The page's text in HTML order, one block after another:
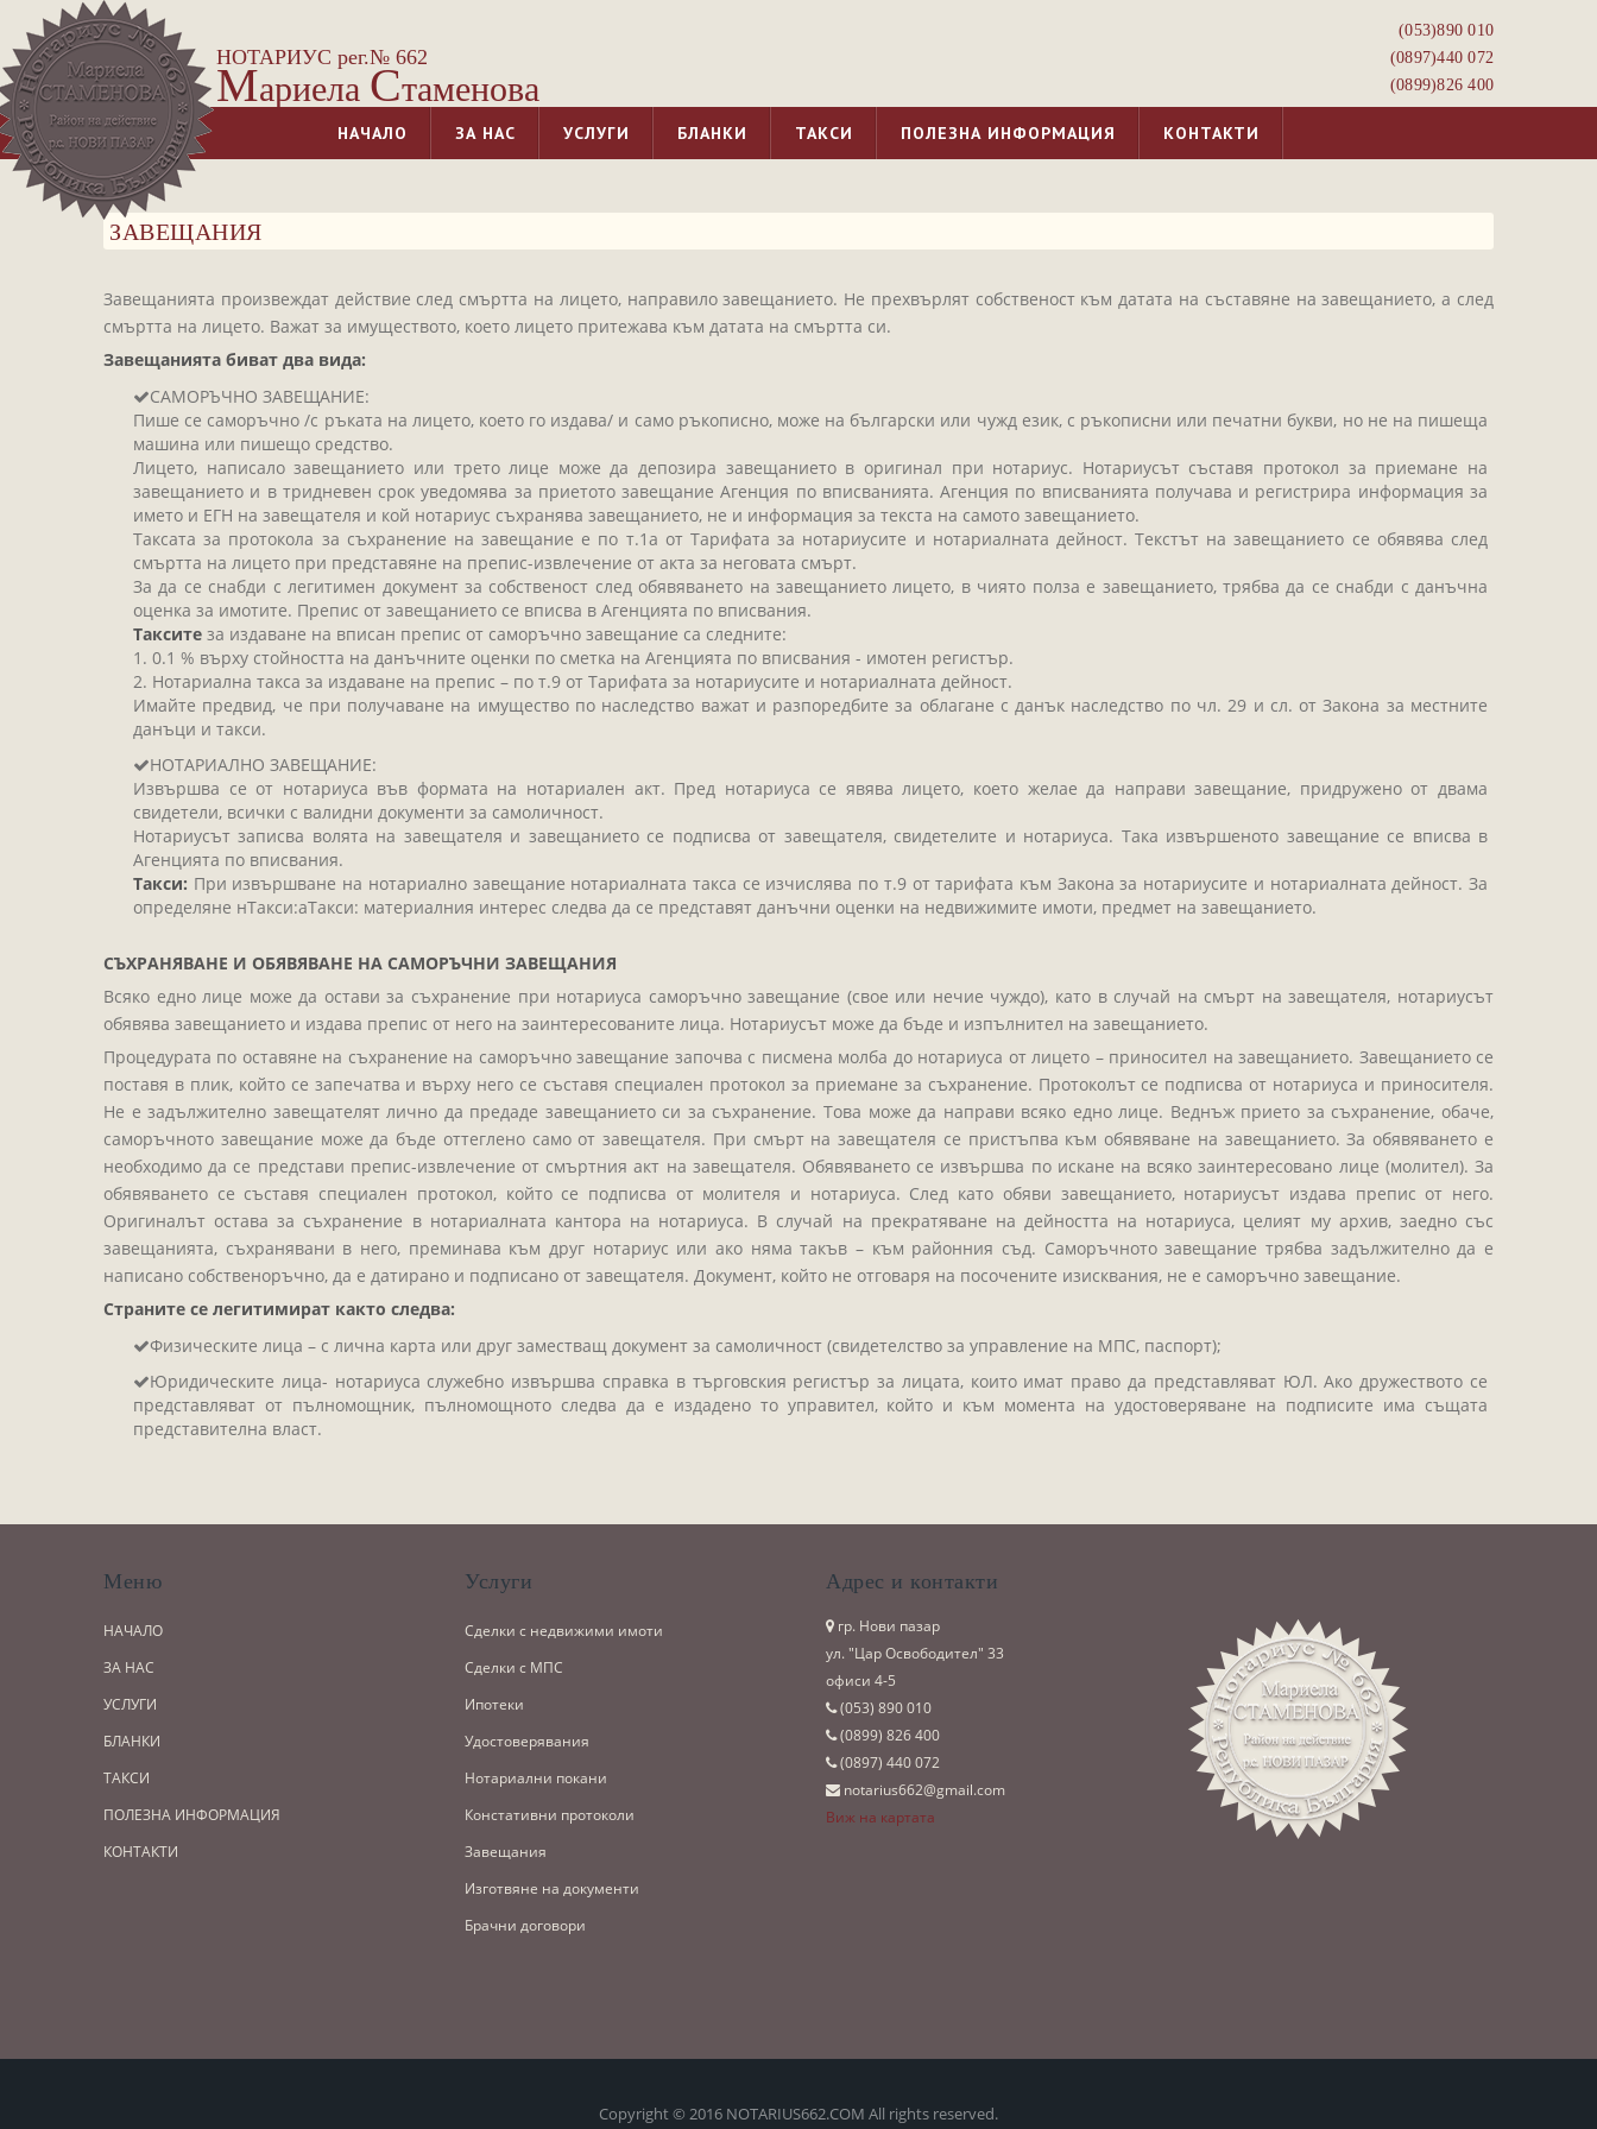
НОТАРИУС рег.№ 662
Мариела Стаменова
(053)­890 010
(0897)­440 072
(0899)­826 400
НАЧАЛО ЗА НАС УСЛУГИ БЛАНКИ ТАКСИ ПОЛЕЗНА ИНФОРМАЦИЯ КОНТАКТИ
ЗАВЕЩАНИЯ
Завещанията произвеждат действие след смъртта на лицето, направило завещанието. Не прехвърлят собственост към датата на съставяне на завещанието, а след
смъртта на лицето. Важат за имуществото, което лицето притежава към датата на смъртта си.
Завещанията биват два вида:
САМОРЪЧНО ЗАВЕЩАНИЕ:
Пише се саморъчно /с ръката на лицето, което го издава/ и само ръкописно, може на български или чужд език, с ръкописни или печатни букви, но не на пишеща
машина или пишещо средство.
Лицето, написало завещанието или трето лице може да депозира завещанието в оригинал при нотариус. Нотариусът съставя протокол за приемане на
завещанието и в тридневен срок уведомява за приетото завещание Агенция по вписванията. Агенция по вписванията получава и регистрира информация за
името и ЕГН на завещателя и кой нотариус съхранява завещанието, не и информация за текста на самото завещанието.
Таксата за протокола за съхранение на завещание е по т.1а от Тарифата за нотариусите и нотариалната дейност. Текстът на завещанието се обявява след
смъртта на лицето при представяне на препис-извлечение от акта за неговата смърт.
За да се снабди с легитимен документ за собственост след обявяването на завещанието лицето, в чиято полза е завещанието, трябва да се снабди с данъчна
оценка за имотите. Препис от завещанието се вписва в Агенцията по вписвания.
Таксите за издаване на вписан препис от саморъчно завещание са следните:
1. 0.1 % върху стойността на данъчните оценки по сметка на Агенцията по вписвания - имотен регистър.
2. Нотариална такса за издаване на препис – по т.9 от Тарифата за нотариусите и нотариалната дейност.
Имайте предвид, че при получаване на имущество по наследство важат и разпоредбите за облагане с данък наследство по чл. 29 и сл. от Закона за местните
данъци и такси.
НОТАРИАЛНО ЗАВЕЩАНИЕ:
Извършва се от нотариуса във формата на нотариален акт. Пред нотариуса се явява лицето, което желае да направи завещание, придружено от двама
свидетели, всички с валидни документи за самоличност.
Нотариусът записва волята на завещателя и завещанието се подписва от завещателя, свидетелите и нотариуса. Така извършеното завещание се вписва в
Агенцията по вписвания.
Такси: При извършване на нотариално завещание нотариалната такса се изчислява по т.9 от тарифата към Закона за нотариусите и нотариалната дейност. За
определяне нТакси:аТакси: материалния интерес следва да се представят данъчни оценки на недвижимите имоти, предмет на завещанието.
СЪХРАНЯВАНЕ И ОБЯВЯВАНЕ НА САМОРЪЧНИ ЗАВЕЩАНИЯ
Всяко едно лице може да остави за съхранение при нотариуса саморъчно завещание (свое или нечие чуждо), като в случай на смърт на завещателя, нотариусът
обявява завещанието и издава препис от него на заинтересованите лица. Нотариусът може да бъде и изпълнител на завещанието.
Процедурата по оставяне на съхранение на саморъчно завещание започва с писмена молба до нотариуса от лицето – приносител на завещанието. Завещанието се
поставя в плик, който се запечатва и върху него се съставя специален протокол за приемане за съхранение. Протоколът се подписва от нотариуса и приносителя.
Не е задължително завещателят лично да предаде завещанието си за съхранение. Това може да направи всяко едно лице. Веднъж прието за съхранение, обаче,
саморъчното завещание може да бъде оттеглено само от завещателя. При смърт на завещателя се пристъпва към обявяване на завещанието. За обявяването е
необходимо да се представи препис-извлечение от смъртния акт на завещателя. Обявяването се извършва по искане на всяко заинтересовано лице (молител). За
обявяването се съставя специален протокол, който се подписва от молителя и нотариуса. След като обяви завещанието, нотариусът издава препис от него.
Оригиналът остава за съхранение в нотариалната кантора на нотариуса. В случай на прекратяване на дейността на нотариуса, целият му архив, заедно със
завещанията, съхранявани в него, преминава към друг нотариус или ако няма такъв – към районния съд. Саморъчното завещание трябва задължително да е
написано собственоръчно, да е датирано и подписано от завещателя. Документ, който не отговаря на посочените изисквания, не е саморъчно завещание.
Страните се легитимират както следва:
Физическите лица – с лична карта или друг заместващ документ за самоличност (свидетелство за управление на МПС, паспорт);
Юридическите лица- нотариуса служебно извършва справка в търговския регистър за лицата, които имат право да представляват ЮЛ. Ако дружеството се
представляват от пълномощник, пълномощното следва да е издадено то управител, който и към момента на удостоверяване на подписите има същата
представителна власт.
Меню
НАЧАЛО
ЗА НАС
УСЛУГИ
БЛАНКИ
ТАКСИ
ПОЛЕЗНА ИНФОРМАЦИЯ
КОНТАКТИ
Услуги
Сделки с недвижими имоти
Сделки с МПС
Ипотеки
Удостоверявания
Нотариални покани
Констативни протоколи
Завещания
Изготвяне на документи
Брачни договори
Адрес и контакти
гр. Нови пазар
ул. "Цар Освободител" 33
офиси 4-5
(053)­ 890 010
(0899)­ 826 400
(0897)­ 440 072
notarius662@gmail.com
Виж на картата
Copyright © 2016 NOTARIUS662.COM All rights reserved.